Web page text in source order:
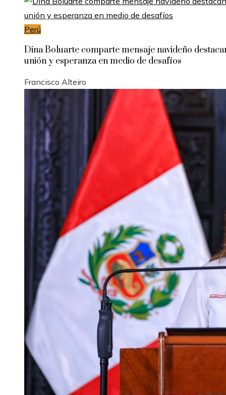
Perú
Dina Boluarte comparte mensaje navideño
unión y esperanza en medio de desafíos
Francisco Alteiro